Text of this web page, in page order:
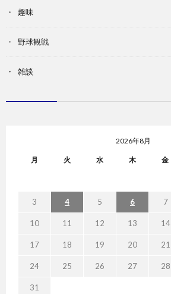
趣味
野球観戦
雑談
2026年8月
月 火 水 木 金
3 4 5 6 7
10 11 12 13 14
17 18 19 20 21
24 25 26 27 28
31